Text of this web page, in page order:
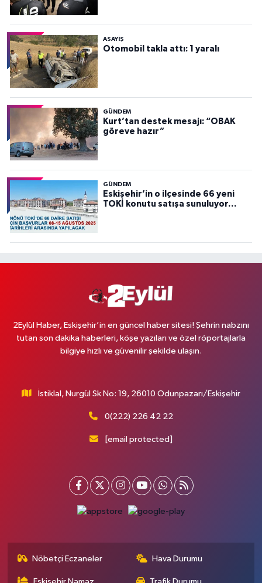
ASAYİŞ
Otomobil takla attı: 1 yaralı
GÜNDEM
Kurt’tan destek mesajı: “OBAK
göreve hazır”
GÜNDEM
Eskişehir’in o ilçesinde 66 yeni
TOKİ konutu satışa sunuluyor…
2Eylül Haber, Eskişehir’in en güncel haber sitesi! Şehrin nabzını
tutan son dakika haberleri, köşe yazıları ve özel röportajlarla
bilgiye hızlı ve güvenilir şekilde ulaşın.
İstiklal, Nurgül Sk No: 19, 26010 Odunpazarı/Eskişehir
0(222) 226 42 22
[email protected]
Nöbetçi Eczaneler Hava Durumu